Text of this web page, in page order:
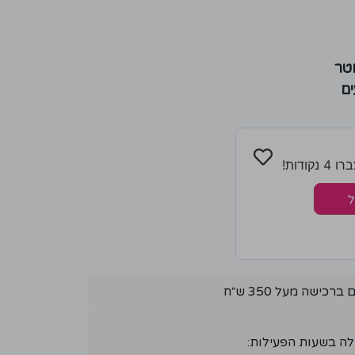
מעל 350 ש״ח
בשעות הפעילות: